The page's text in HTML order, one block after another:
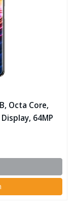
Octa Core,
64MP